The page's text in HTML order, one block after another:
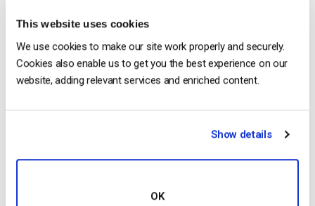
This website uses cookies
We use cookies to make our site work properly and securely.
Cookies also enable us to get you the best experience on our
website, adding relevant services and enriched content.
Show details
OK
Harmonie Duhamel
Harmonie is a Senior digital marketer with
a strong marketing and sales background
and loves to work in multilingual